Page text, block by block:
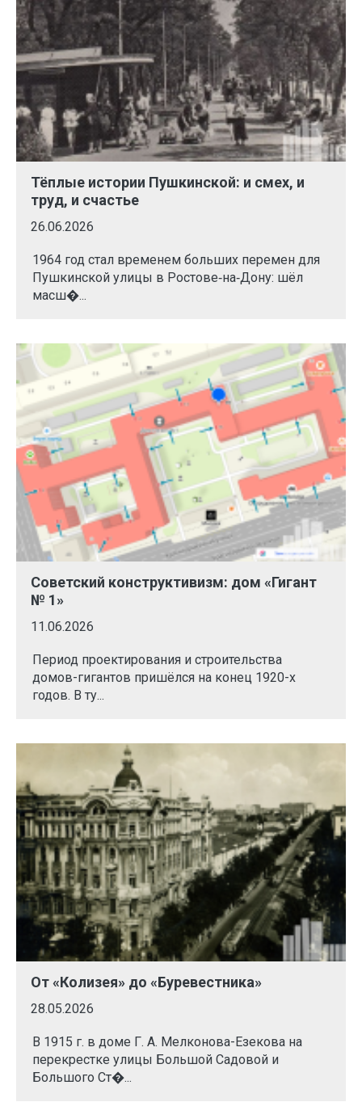
Тёплые истории Пушкинской: и смех, и
труд, и счастье
26.06.2026
1964 год стал временем больших перемен для
Пушкинской улицы в Ростове‑на‑Дону: шёл
масш�...
Советский конструктивизм: дом «Гигант
№ 1»
11.06.2026
Период проектирования и строительства
домов-гигантов пришёлся на конец 1920-х
годов. В ту...
От «Колизея» до «Буревестника»
28.05.2026
В 1915 г. в доме Г. А. Мелконова-Езекова на
перекрестке улицы Большой Садовой и
Большого Ст�...